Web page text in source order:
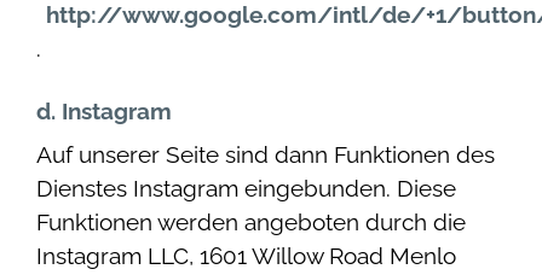
http://www.google.com/intl/de/+1/
.
d. Instagram
Auf unserer Seite sind dann Funktionen des
Dienstes Instagram eingebunden. Diese
Funktionen werden angeboten durch die
Instagram LLC, 1601 Willow Road Menlo